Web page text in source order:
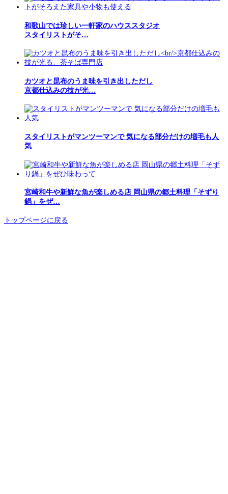
和歌山では珍しい一軒家のハウススタジオ
スタイリストがそ…
カツオと昆布のうま味を引き出しただし
京都仕込みの技が光…
スタイリストがマンツーマンで 気になる部分だけの増毛も人
気
宮崎和牛や新鮮な魚が楽しめる店 岡山県の郷土料理「そずり
鍋」をぜ…
トップページに戻る